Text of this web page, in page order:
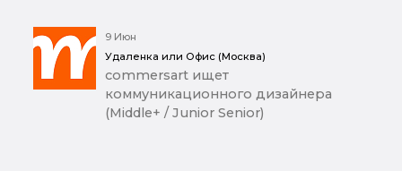
9 Июн
Удаленка или Офис (Москва)
commersart ищет
коммуникационного дизайнера
(Middle+ / Junior Senior)